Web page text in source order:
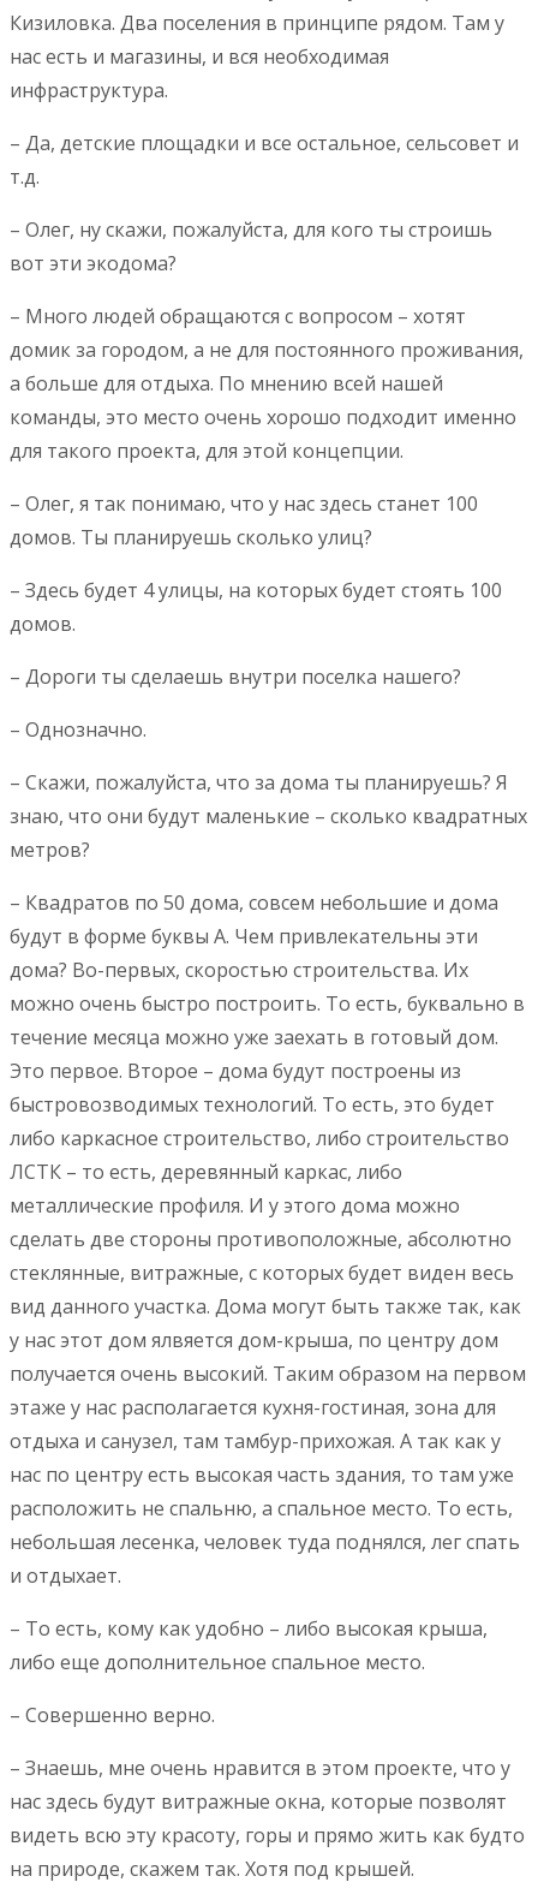
Кизиловка. Два поселения в принципе рядом. Там у
нас есть и магазины, и вся необходимая
инфраструктура.
– Да, детские площадки и все остальное, сельсовет и
т.д.
– Олег, ну скажи, пожалуйста, для кого ты строишь
вот эти экодома?
– Много людей обращаются с вопросом – хотят
домик за городом, а не для постоянного проживания,
а больше для отдыха. По мнению всей нашей
команды, это место очень хорошо подходит именно
для такого проекта, для этой концепции.
– Олег, я так понимаю, что у нас здесь станет 100
домов. Ты планируешь сколько улиц?
– Здесь будет 4 улицы, на которых будет стоять 100
домов.
– Дороги ты сделаешь внутри поселка нашего?
– Однозначно.
– Скажи, пожалуйста, что за дома ты планируешь? Я
знаю, что они будут маленькие – сколько квадратных
метров?
– Квадратов по 50 дома, совсем небольшие и дома
будут в форме буквы А. Чем привлекательны эти
дома? Во-первых, скоростью строительства. Их
можно очень быстро построить. То есть, буквально в
течение месяца можно уже заехать в готовый дом.
Это первое. Второе – дома будут построены из
быстровозводимых технологий. То есть, это будет
либо каркасное строительство, либо строительство
ЛСТК – то есть, деревянный каркас, либо
металлические профиля. И у этого дома можно
сделать две стороны противоположные, абсолютно
стеклянные, витражные, с которых будет виден весь
вид данного участка. Дома могут быть также так, как
у нас этот дом ялвяется дом-крыша, по центру дом
получается очень высокий. Таким образом на первом
этаже у нас располагается кухня-гостиная, зона для
отдыха и санузел, там тамбур-прихожая. А так как у
нас по центру есть высокая часть здания, то там уже
расположить не спальню, а спальное место. То есть,
небольшая лесенка, человек туда поднялся, лег спать
и отдыхает.
– То есть, кому как удобно – либо высокая крыша,
либо еще дополнительное спальное место.
– Совершенно верно.
– Знаешь, мне очень нравится в этом проекте, что у
нас здесь будут витражные окна, которые позволят
видеть всю эту красоту, горы и прямо жить как будто
на природе, скажем так. Хотя под крышей.